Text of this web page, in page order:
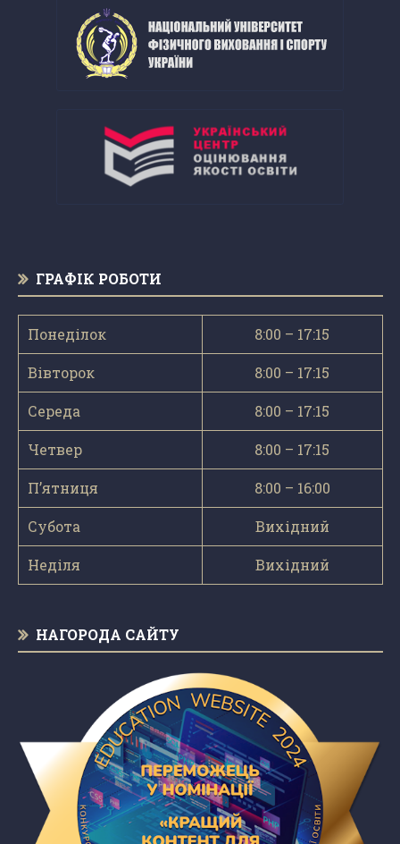
ГРАФІК РОБОТИ
Понеділок 8:00 – 17:15
Вівторок 8:00 – 17:15
Середа 8:00 – 17:15
Четвер 8:00 – 17:15
П’ятниця 8:00 – 16:00
Субота Вихідний
Неділя Вихідний
НАГОРОДА САЙТУ